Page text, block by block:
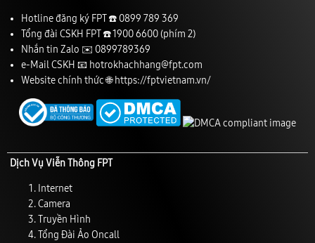
Hotline đăng ký FPT ☎️ 0899 789 369
Tổng đài CSKH FPT ☎️1900 6600(phím 2)
Nhắn tin Zalo ✉️ 0899789369
e-Mail CSKH 📧 hotrokhachhang@fpt.com
Website chính thức 🌐 https://fptvietnam.vn/
Dịch Vụ Viễn Thông FPT
Internet
Camera
Truyền Hình
Tổng Đài Ảo Oncall